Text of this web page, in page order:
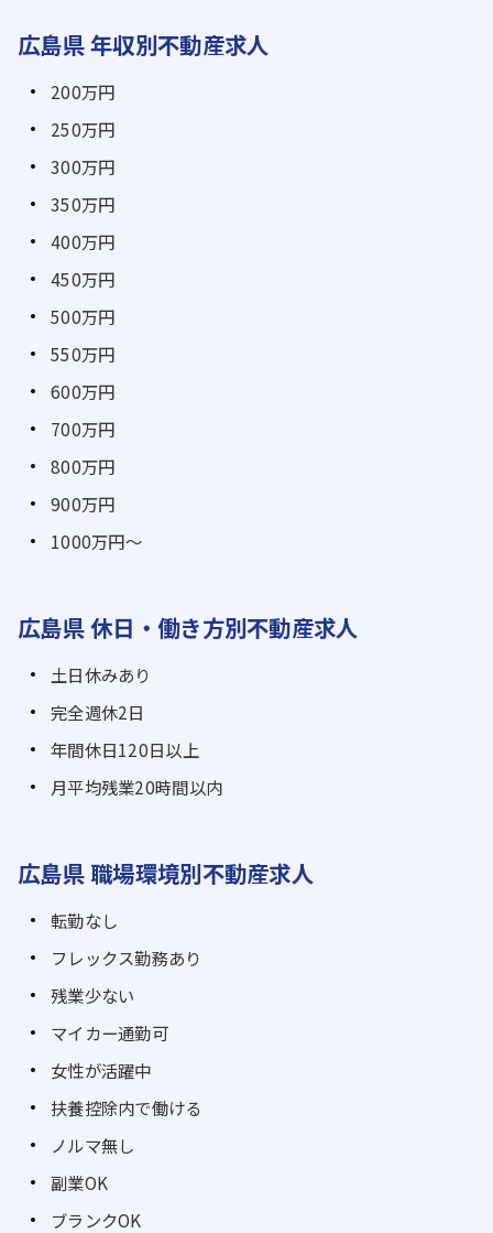
広島県 年収別不動産求人
200万円
250万円
300万円
350万円
400万円
450万円
500万円
550万円
600万円
700万円
800万円
900万円
1000万円～
広島県 休日・働き方別不動産求人
土日休みあり
完全週休2日
年間休日120日以上
月平均残業20時間以内
広島県 職場環境別不動産求人
転勤なし
フレックス勤務あり
残業少ない
マイカー通勤可
女性が活躍中
扶養控除内で働ける
ノルマ無し
副業OK
ブランクOK